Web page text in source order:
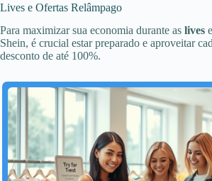
Lives e Ofertas Relâmpago
Para maximizar sua economia durante as lives
Shein, é crucial estar preparado e aproveitar
desconto de até 100%.